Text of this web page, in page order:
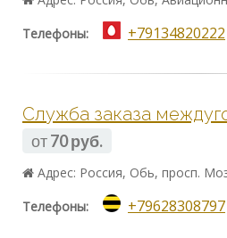
Телефоны: +79134820222
Служба заказа
от70 руб.
Адрес: Россия, Обь, просп.
Телефоны: +79628308797